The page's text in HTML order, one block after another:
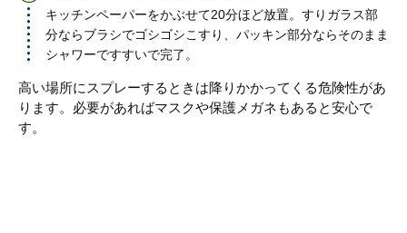
キッチンペーパーをかぶせて20分ほど放置。すりガラス部
分ならブラシでゴシゴシこすり、パッキン部分ならそのまま
シャワーですすいで完了。
高い場所にスプレーするときは降りかかってくる危険性があ
ります。必要があればマスクや保護メガネもあると安心で
す。